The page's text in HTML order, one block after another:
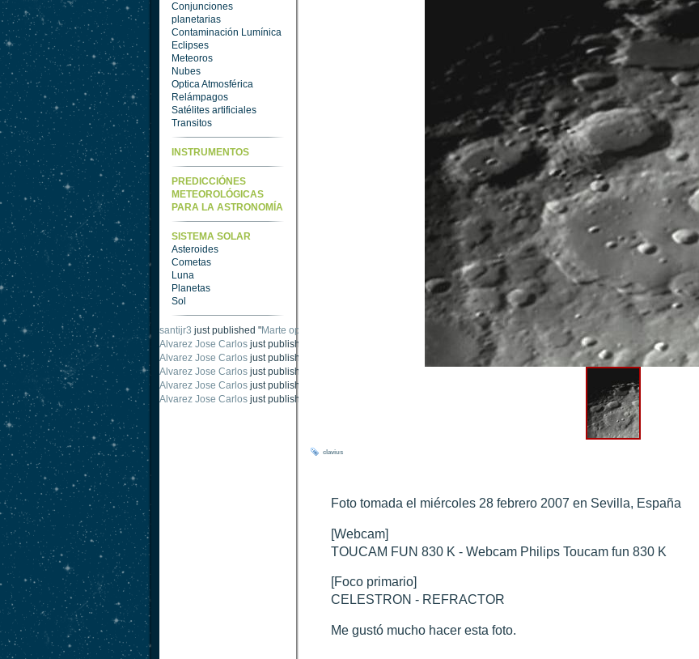
Conjunciones
planetarias
Contaminación Lumínica
Eclipses
Meteoros
Nubes
Optica Atmosférica
Relámpagos
Satélites artificiales
Transitos
INSTRUMENTOS
PREDICCIÓNES
METEOROLÓGICAS
PARA LA ASTRONOMÍA
SISTEMA SOLAR
Asteroides
Cometas
Luna
Planetas
Sol
santijr3 just published "Marte oposición 2020
Alvarez Jose Carlos just published "
Alvarez Jose Carlos just published "
Alvarez Jose Carlos just published "
Alvarez Jose Carlos just published "
Alvarez Jose Carlos just published "
clavius
Foto tomada el miércoles 28 febrero 2007 en Sevilla, España
[Webcam]
TOUCAM FUN 830 K - Webcam Philips Toucam fun 830 K
[Foco primario]
CELESTRON - REFRACTOR
Me gustó mucho hacer esta foto.